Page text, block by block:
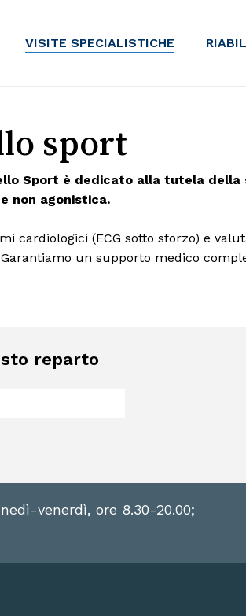
VISITE SPECIALISTICHE
sport
Sport è dedicato alla tutela
non agonistica.
cardiologici (ECG sotto sforzo) e
un supporto medico
reparto
venerdì, ore 8.30-20.00;